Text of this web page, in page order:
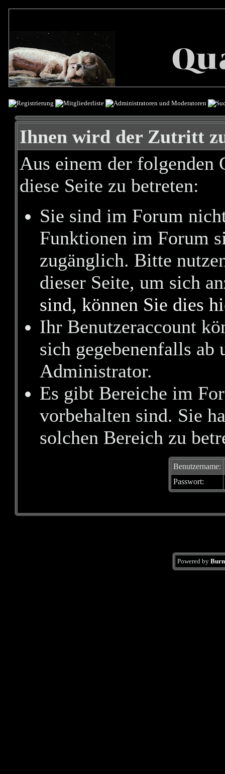
Ihnen wird der Zutritt
Aus einem der folgenden
diese Seite zu betreten:
Sie sind im Forum
Funktionen im Forum
zugänglich. Bitte
dieser Seite, um sich
sind, können Sie dies
Ihr Benutzeraccount
sich gegebenenfalls ab
Administrator.
Es gibt Bereiche im
vorbehalten sind. Sie
solchen Bereich zu
Benutzername:
Passwort:
Powered by